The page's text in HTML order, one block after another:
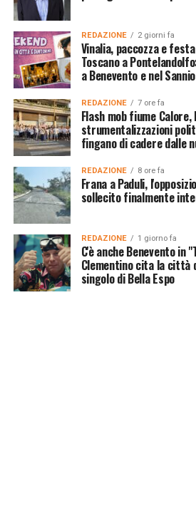
REDAZIONE 2 giorni fa
Vinalia, paccozza e
Toscano a
a Benevento e nel Sannio
REDAZIONE 7 ore fa
Flash mob fiume
strumentalizzazioni
fingano di cadere dalle
REDAZIONE 8 ore fa
Frana a Paduli,
sollecito finalmente
REDAZIONE 1 giorno fa
C'è anche Benevento in
Clementino cita la città
singolo di Bella Espo